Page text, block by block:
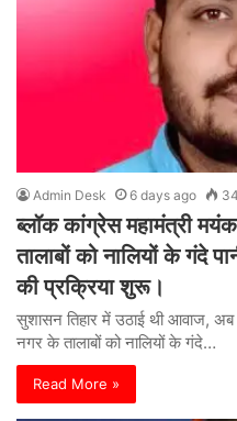
Admin Desk 6 days ago 34
ब्लॉक कांग्रेस महामंत्री
तालाबों को नालियों के गंदे
की प्रक्रिया शुरू।
सुशासन तिहार में उठाई थी आवाज, अब
नगर के तालाबों को नालियों के गंदे…
Read More »